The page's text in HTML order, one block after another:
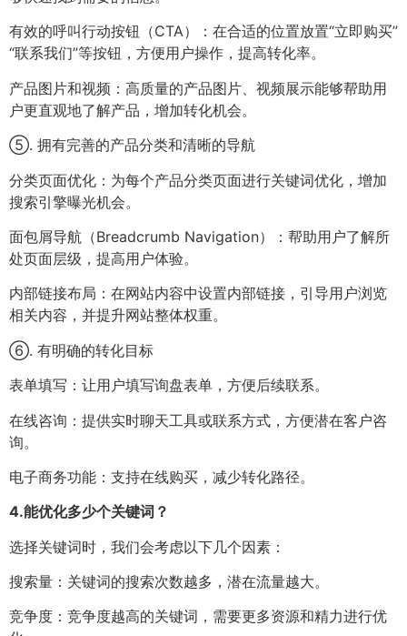
有效的呼叫行动按钮（CTA）：在合适的位置放置“立即购买”
“联系我们”等按钮，方便用户操作，提高转化率。
产品图片和视频：高质量的产品图片、视频展示能够帮助用
户更直观地了解产品，增加转化机会。
⑤. 拥有完善的产品分类和清晰的导航
分类页面优化：为每个产品分类页面进行关键词优化，增加
搜索引擎曝光机会。
面包屑导航（Breadcrumb Navigation）：帮助用户了解所
处页面层级，提高用户体验。
内部链接布局：在网站内容中设置内部链接，引导用户浏览
相关内容，并提升网站整体权重。
⑥. 有明确的转化目标
表单填写：让用户填写询盘表单，方便后续联系。
在线咨询：提供实时聊天工具或联系方式，方便潜在客户咨
询。
电子商务功能：支持在线购买，减少转化路径。
4.能优化多少个关键词？
选择关键词时，我们会考虑以下几个因素：
搜索量：关键词的搜索次数越多，潜在流量越大。
竞争度：竞争度越高的关键词，需要更多资源和精力进行优